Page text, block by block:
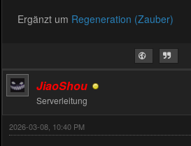
Ergänzt um Regeneration (Zauber)
JiaoShou
Serverleitung
2026-03-08, 10:40 PM